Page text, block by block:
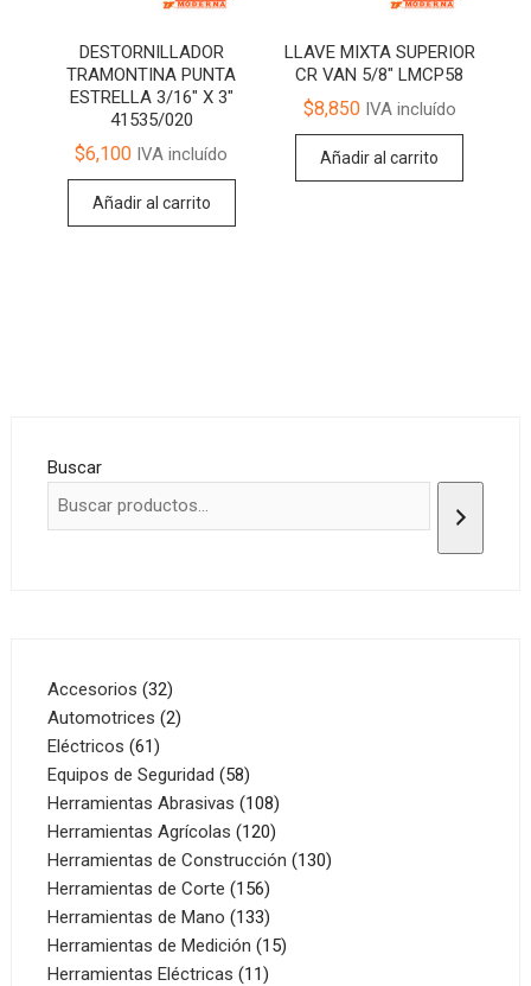
DESTORNILLADOR
TRAMONTINA PUNTA
ESTRELLA 3/16″ X 3″
41535/020
$6,100 IVA incluído
Añadir al carrito
LLAVE MIXTA SUPERIOR
CR VAN 5/8″ LMCP58
$8,850IVA incluído
Añadir al carrito
Buscar
Accesorios 3232
productos
Automotrices 22
Eléctricos 6161
productos
Equipos de Seguridad 5858
productos
Herramientas Abrasivas 108108
productos
Herramientas Agrícolas 120120
productos
Herramientas de Construcción 130130
Herramientas de Corte 156156
productos
Herramientas de Mano 133133
productos
Herramientas de Medición 1515
Herramientas Eléctricas 1111